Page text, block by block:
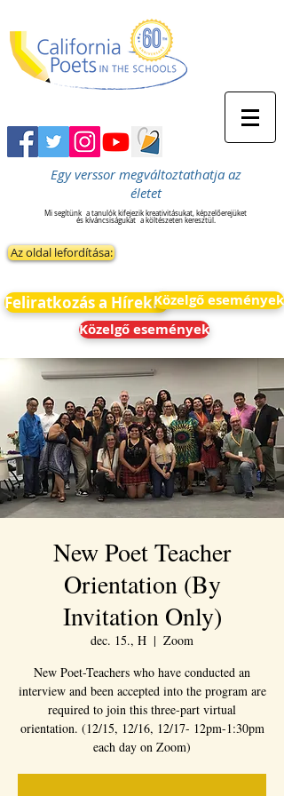
Egy verssor megváltoztathatja az
életet
Mi segítünk a tanulók kifejezik kreativitásukat, képzelőerejüket
és kíváncsiságukat a költészeten keresztül.
Az oldal lefordítása:
Feliratkozás a HírekreKözelgő események
Közelgő események
New Poet Teacher
Orientation (By
Invitation Only)
dec. 15., H
  |
Zoom
New Poet-Teachers who have conducted an
interview and been accepted into the program are
required to join this three-part virtual
orientation. (12/15, 12/16, 12/17- 12pm-1:30pm
each day on Zoom)